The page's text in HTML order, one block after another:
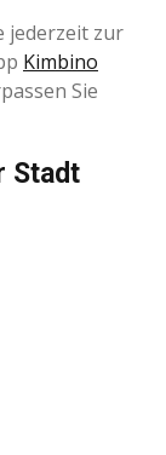
jederzeit zur
Kimbino
Sie
Stadt